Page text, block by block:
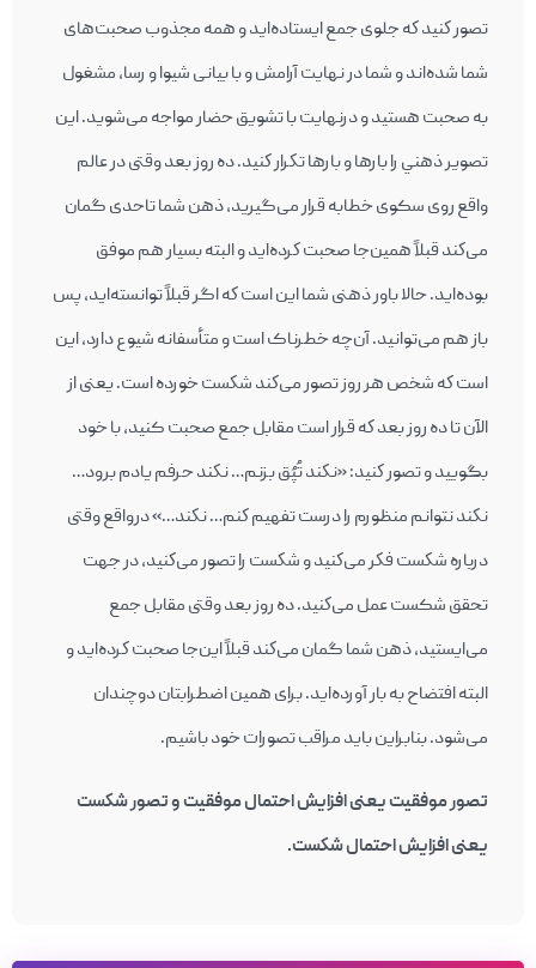
تصور كنيد كه جلوی جمع ايستاده‌ايد و همه مجذوب صحبت‌های
شما شده‌اند و شما در نهايت آرامش و با بيانی شیوا و رسا، مشغول
به صحبت هستيد و درنهايت با تشويق حضار مواجه می‌شويد. اين
تصوير ذهني را بارها و بارها تكرار كنيد. ده روز بعد وقتی در عالم
واقع روی سکوی خطابه قرار می‌گیرید، ذهن شما تاحدی گمان
می‌كند قبلاً همین‌جا صحبت كرده‌ايد و البته بسيار هم موفق
بوده‌ايد. حالا باور ذهنی شما اين است كه اگر قبلاً توانسته‌ايد، پس
باز هم می‌توانيد. آن‌چه خطرناک است و متأسفانه شيوع دارد، اين
است كه شخص هر روز تصور می‌كند شكست خورده است. يعنی از
الآن تا ده روز بعد كه قرار است مقابل جمع صحبت کنید، با خود
بگویید و تصور كنید: «نكند تُپُق بزنم… نكند حرفم يادم برود…
نكند نتوانم منظورم را درست تفهیم كنم… نكند…» درواقع وقتی
درباره‌ شكست فكر می‌كنيد و شكست را تصور می‌كنيد، در جهت
تحقق شکست عمل می‌كنيد. ده روز بعد وقتی مقابل جمع
می‌ايستید، ذهن شما گمان می‌كند قبلاً اين‌جا صحبت كرده‌ايد و
البته افتضاح به بار آورده‌ايد. برای همين اضطرابتان دوچندان
می‌شود. بنابراين باید مراقب تصورات خود باشيم.
تصور موفقيت يعنی افزايش احتمال موفقيت و تصور شكست
يعنی افزايش احتمال شكست.